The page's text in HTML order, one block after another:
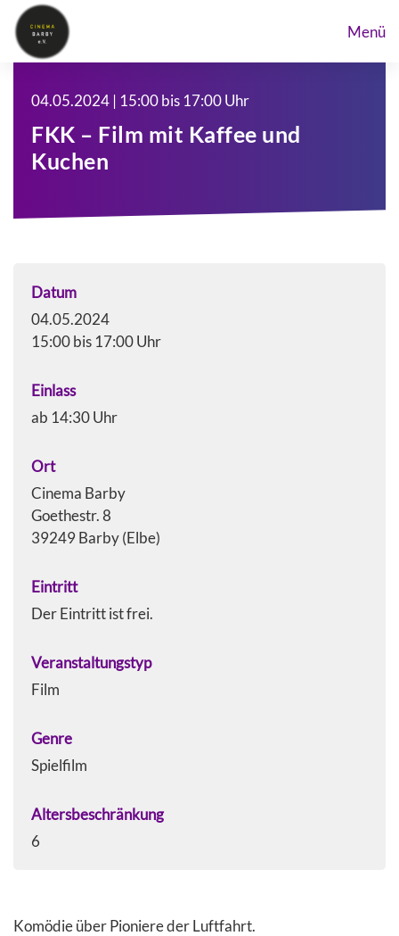
Menü
04.05.2024 | 15:00 bis 17:00 Uhr
FKK – Film mit Kaffee und
Kuchen
Datum
04.05.2024
15:00 bis 17:00 Uhr
Einlass
ab 14:30 Uhr
Ort
Cinema Barby
Goethestr. 8
39249 Barby (Elbe)
Eintritt
Der Eintritt ist frei.
Veranstaltungstyp
Film
Genre
Spielfilm
Altersbeschränkung
6
Komödie über Pioniere der Luftfahrt.